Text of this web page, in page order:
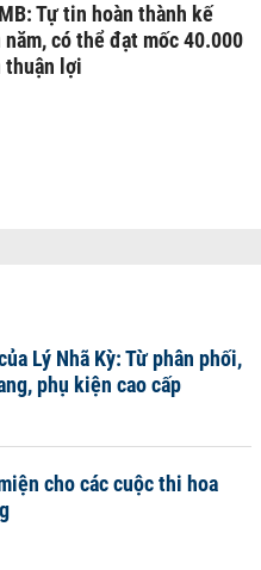
Tự tin hoàn thành kế
năm, có thể đạt mốc 40.000
thuận lợi
Lý Nhã Kỳ: Từ phân phối,
phụ kiện cao cấp
cho các cuộc thi hoa